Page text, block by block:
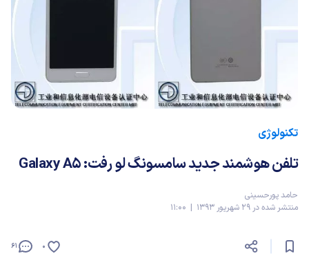
تکنولوژی
تلفن هوشمند جدید سامسونگ لو رفت: Galaxy A5
حامد پورحسینی
منتشر شده در 29 شهریور 1393 | 11:00
61 0